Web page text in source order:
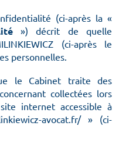
(ci-après la «
») décrit de quelle
(ci-après le
personnelles.
le Cabinet traite des
collectées lors
internet accessible à
avocat.fr/ » (ci-